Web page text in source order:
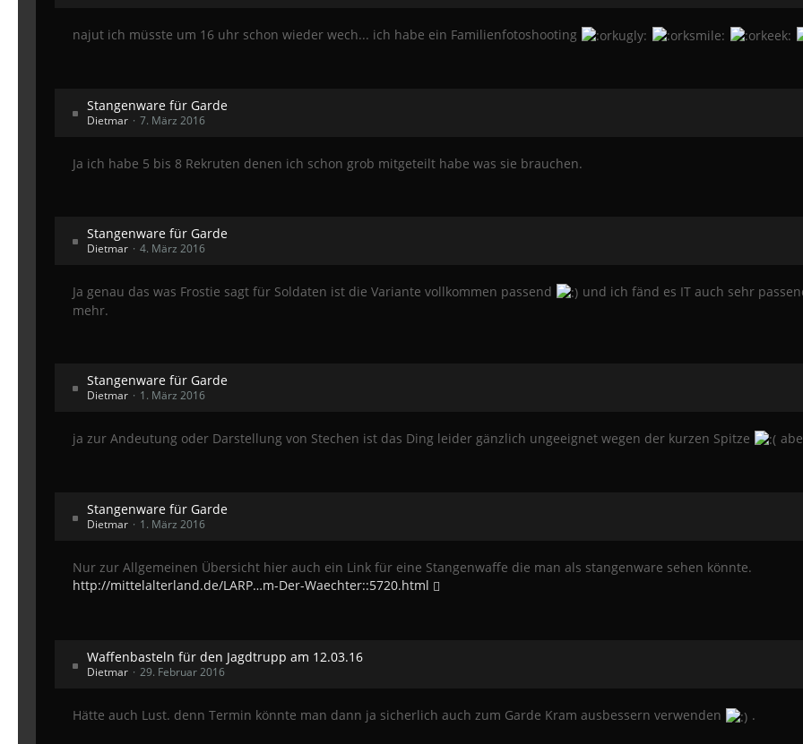
najut ich müsste um 16 uhr schon wieder wech... ich habe ein Familienfotoshooting
Stangenware für Garde
Dietmar 7. März 2016
Ja ich habe 5 bis 8 Rekruten denen ich schon grob mitgeteilt habe was sie brauchen.
Stangenware für Garde
Dietmar 4. März 2016
Ja genau das was Frostie sagt für Soldaten ist die Variante vollkommen passend
und ich fänd es IT auch sehr
mehr.
Stangenware für Garde
Dietmar 1. März 2016
ja zur Andeutung oder Darstellung von Stechen ist das Ding leider gänzlich ungeeignet wegen der kurzen Spitze
Stangenware für Garde
Dietmar 1. März 2016
Nur zur Allgemeinen Übersicht hier auch ein Link für eine Stangenwaffe die man als stangenware sehen könnte.
http://mittelalterland.de/LARP…m-Der-Waechter::5720.html
Waffenbasteln für den Jagdtrupp am 12.03.16
Dietmar 29. Februar 2016
Hätte auch Lust. denn Termin könnte man dann ja sicherlich auch zum Garde Kram ausbessern verwenden .